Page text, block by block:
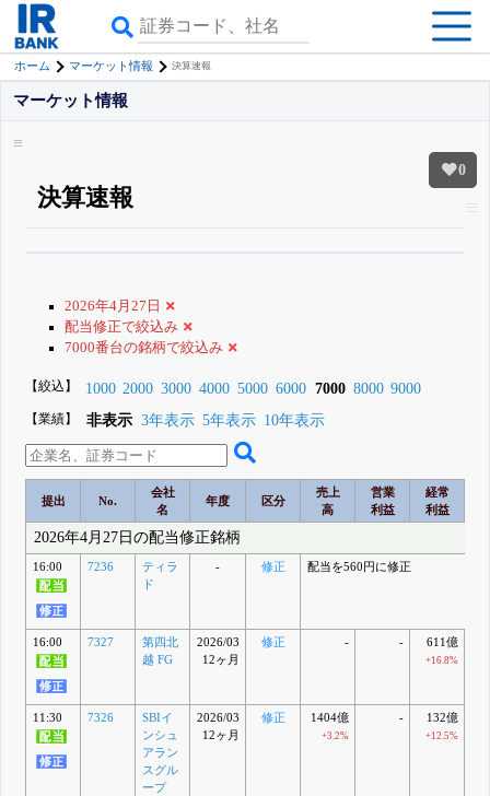
ホーム マーケット情報 決算速報
0
マーケット情報
決算速報
登録すると永久30%OFFと米株版の先行利用も付きます
2026年4月27日
配当修正で絞込み
7000番台の銘柄で絞込み
【絞込】 1000 2000 3000 4000 5000 6000 7000 8000 9000
【業績】 非表示 3年表示 5年表示 10年表示
提出 No.
会社
名
年度 区分
売上
高
営業
利益
経常
利益
2026年4月27日の配当修正銘柄
16:00 7236
ティラ
ド
- 修正 配当を560円に修正
16:00 7327
第四北
越 FG
2026/03
12ヶ月
修正 - - 611億
+16.8%
11:30 7326
SBIイ
ンシュ
アラン
スグル
ープ
2026/03
12ヶ月
修正 1404億
+3.2%
- 132億
+12.5%